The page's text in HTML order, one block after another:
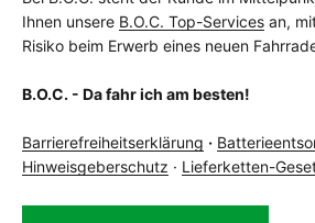
Ihnen unsere B.O.C. Top-Services an,
Risiko beim Erwerb eines neuen
B.O.C. - Da fahr ich am besten!
Barrierefreiheitserklärung ·
Hinweisgeberschutz · Lieferketten-